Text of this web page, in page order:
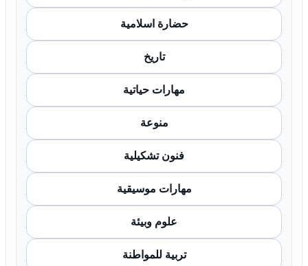
حضارة اسلامية
تاريخ
مهارات حياتية
منوعة
فنون تشكيلية
مهارات موسيقية
علوم وبيئة
تربية للمواطنة